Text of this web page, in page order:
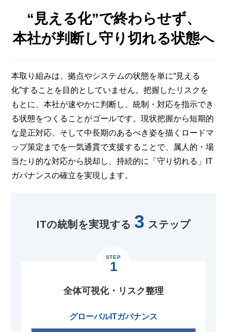
“見える化”で終わらせず、
本社が判断し守り切れる状態へ
本取り組みは、拠点やシステムの状態を単に“見える
化”することを目的としていません。把握したリスクを
もとに、本社が速やかに判断し、統制・対応を指示でき
る状態をつくること がゴールです。現状把握から短期的
な是正対応、そして中長期のあるべき姿を描くロードマ
ップ策定までを一気通貫で支援することで、属人的・場
当たり的な対応から脱却し、持続的に「守り切れる」IT
ガバナンスの確立を実現 します。
ITの統制を実現する 3 ステップ
STEP
1
全体可視化・リスク整理
グローバルITガバナンス